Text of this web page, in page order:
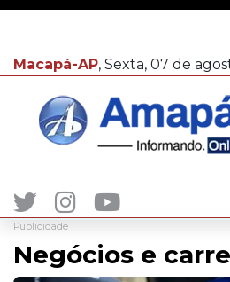
Macapá-AP, Sexta, 07 de
Publicidade
Negócios e